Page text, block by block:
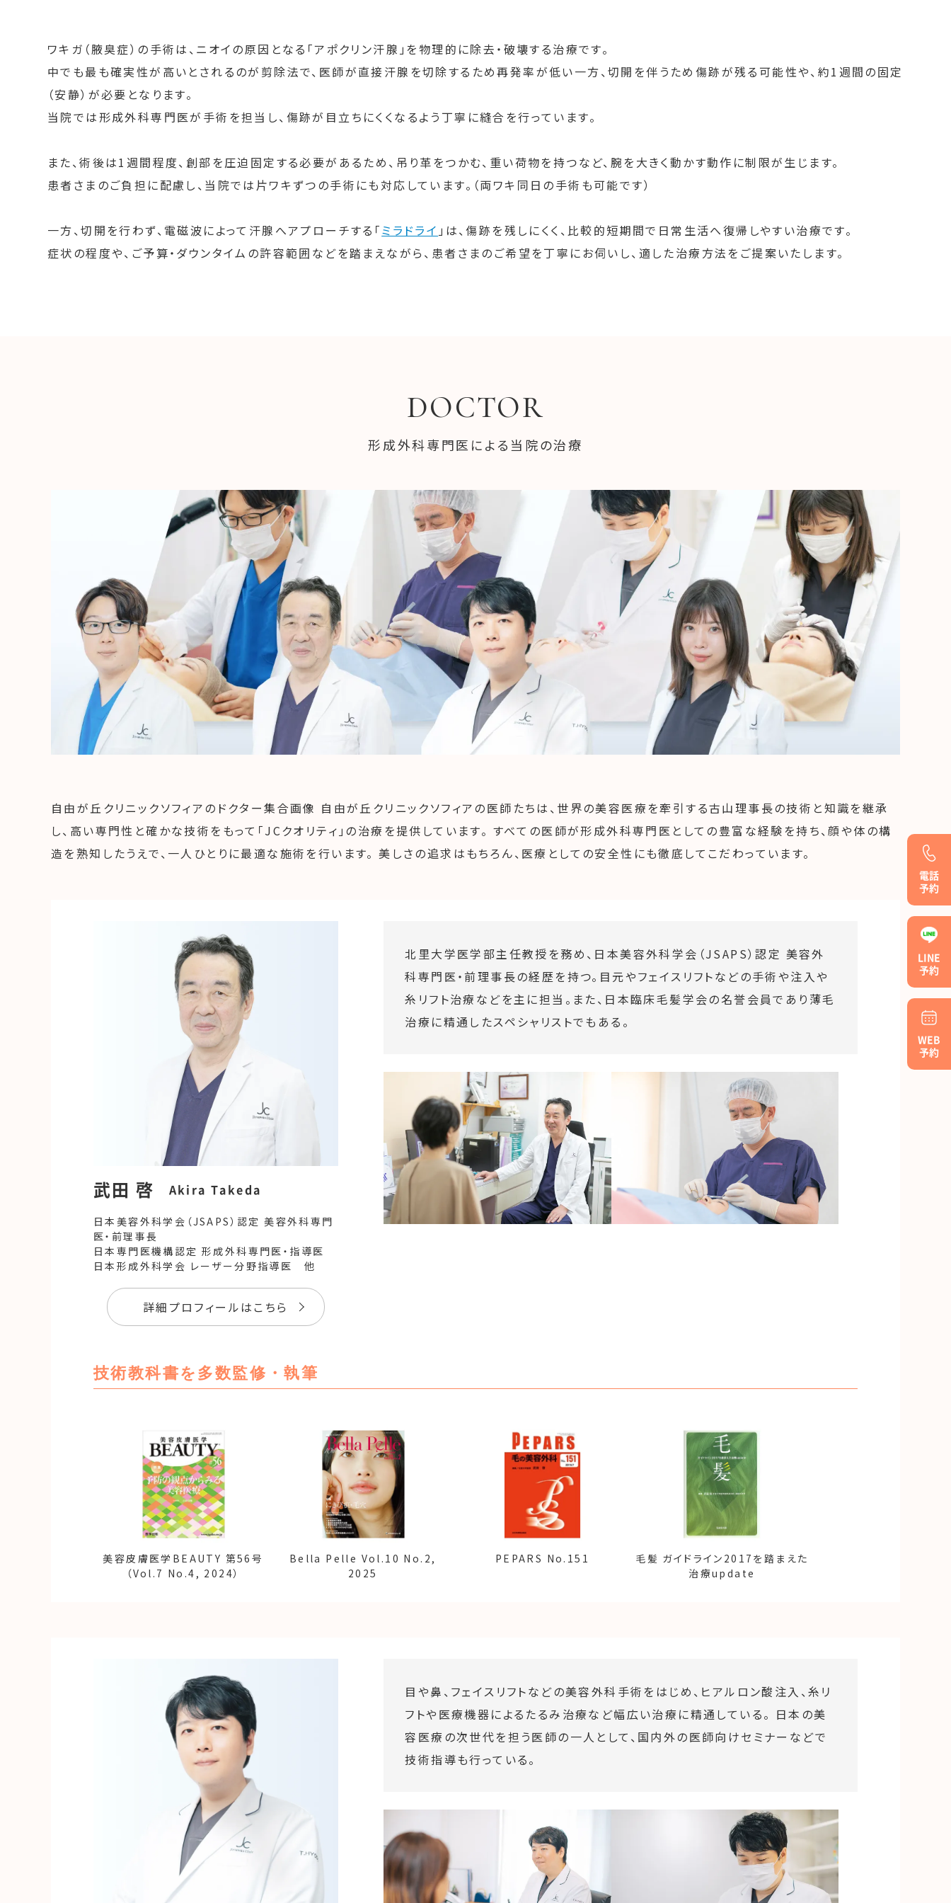
電話
予約
LINE
予約
WEB
予約
ワキガ（腋臭症）の手術は、ニオイの原因となる「アポクリン汗腺」を物理的に除去・破壊する治療です。
中でも最も確実性が高いとされるのが剪除法で、医師が直接汗腺を切除するため再発率が低い一方、切開を伴うため傷跡が残る可能性や、約1週間の固定
（安静）が必要となります。
当院では形成外科専門医が手術を担当し、傷跡が目立ちにくくなるよう丁寧に縫合を行っています。
また、術後は1週間程度、創部を圧迫固定する必要があるため、吊り革をつかむ、重い荷物を持つなど、腕を大きく動かす動作に制限が生じます。
患者さまのご負担に配慮し、当院では片ワキずつの手術にも対応しています。（両ワキ同日の手術も可能です）
一方、切開を行わず、電磁波によって汗腺へアプローチする「ミラドライ 」は、傷跡を残しにくく、比較的短期間で日常生活へ復帰しやすい治療です。
症状の程度や、ご予算・ダウンタイムの許容範囲などを踏まえながら、患者さまのご希望を丁寧にお伺いし、適した治療方法をご提案いたします。
DOCTOR
形成外科専門医による当院の治療
自由が丘クリニックソフィアのドクター集合画像 自由が丘クリニックソフィアの医師たちは、世界の美容医療を牽引する古山理事長の技術と知識を継承
し、高い専門性と確かな技術をもって「JCクオリティ」の治療を提供しています。 すべての医師が形成外科専門医としての豊富な経験を持ち、顔や体の構
造を熟知したうえで、一人ひとりに最適な施術を行います。 美しさの追求はもちろん、医療としての安全性にも徹底してこだわっています。
武田 啓 Akira Takeda
日本美容外科学会（JSAPS）認定 美容外科専門
医・前理事長
日本専門医機構認定 形成外科専門医・指導医
日本形成外科学会 レーザー分野指導医 他
詳細プロフィールはこちら
北里大学医学部主任教授を務め、日本美容外科学会（JSAPS）認定 美容外
科専門医・前理事長の経歴を持つ。目元やフェイスリフトなどの手術や注入や
糸リフト治療などを主に担当。また、日本臨床毛髪学会の名誉会員であり薄毛
治療に精通したスペシャリストでもある。
技術教科書を多数監修・執筆
美容皮膚医学BEAUTY 第56号
（Vol.7 No.4, 2024）
Bella Pelle Vol.10 No.2,
2025
PEPARS No.151
毛髪 ガイドライン2017を踏まえた
治療update
目や鼻、フェイスリフトなどの美容外科手術をはじめ、ヒアルロン酸注入、糸リ
フトや医療機器によるたるみ治療など幅広い治療に精通している。 日本の美
容医療の次世代を担う医師の一人として、国内外の医師向けセミナーなどで
技術指導も行っている。